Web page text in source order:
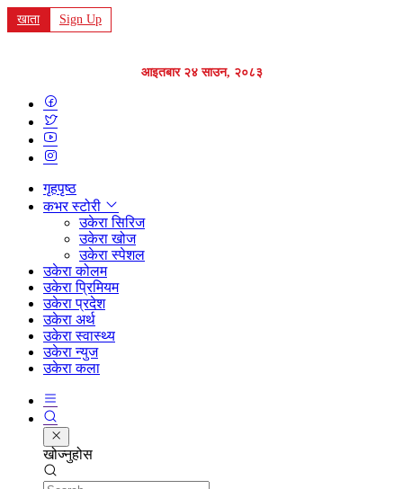
खाता Sign Up
आइतबार २४ साउन, २०८३
गृहपृष्ठ
कभर स्टोरी
उकेरा सिरिज
उकेरा खोज
उकेरा स्पेशल
उकेरा कोलम
उकेरा प्रिमियम
उकेरा प्रदेश
उकेरा अर्थ
उकेरा स्वास्थ्य
उकेरा न्युज
उकेरा कला
खोज्नुहोस
Search